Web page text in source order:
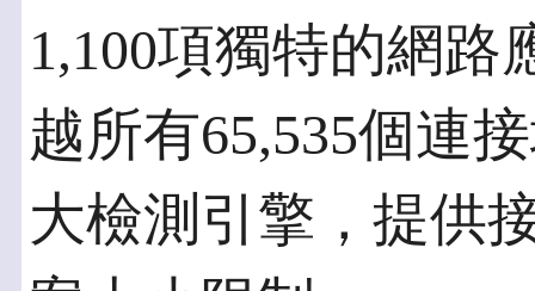
1,100項獨特的網
越所有65,535個連
大檢測引擎，提供